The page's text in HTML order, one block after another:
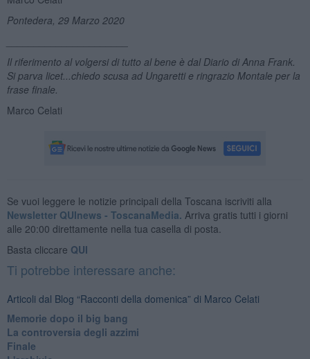
Pontedera, 29 Marzo 2020
Il riferimento al volgersi di tutto al bene è dal Diario di Anna Frank.
Si parva licet...chiedo scusa ad Ungaretti e ringrazio Montale per la
frase finale.
Marco Celati
Se vuoi leggere le notizie principali della Toscana iscriviti alla
Newsletter QUInews - ToscanaMedia. Arriva gratis tutti i giorni
alle 20:00 direttamente nella tua casella di posta.
Basta cliccare QUI
Ti potrebbe interessare anche:
Articoli dal Blog “Racconti della domenica” di Marco Celati
Memorie dopo il big bang
La controversia degli azzimi
Finale